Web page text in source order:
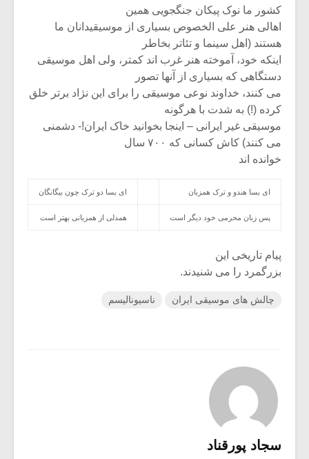
کشور ما نوک پیکان جنگجویی همین
اهالی هنر علی الخصوص بسیاری از موسیقیدانان ما
هستند (اهل سینما و تئاتر بخاطر
اینکه خود، آموخته هنر غرب اند کمتر، ولی اهل موسیقی
دستگاهی که بسیاری از آنها تصور
می کنند، خداوند نوعی موسیقی را برای این نژاد برتر خلق
کرده (!) به شدت با هرگونه
موسیقی غیر ایرانی – اینجا بخوانید خاک ایران!- دشمنی
می کنند) کاش کسانی که ۷۰۰ سال
خوانده اند
ای بسا هندو و ترک همزبان ای بسا دو ترک چون بیگانگان
پس زبان محرمی خود دیگر است همدلی از همزبانی بهتر است
پیام تاریخی این
بزرگمرد را می شنیدند.
چالش های موسیقی ایران ناسیونالیسم
سجاد پورقناد